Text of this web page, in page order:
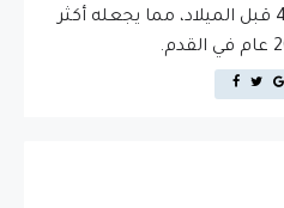
العام 45 قبل الميلاد، مما يجعله أكثر